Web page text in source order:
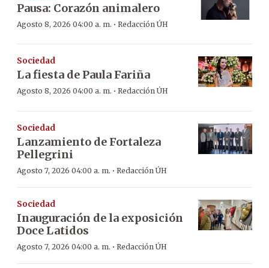
Pausa: Corazón animalero
Agosto 8, 2026 04:00 a. m. · Redacción ÚH
Sociedad
La fiesta de Paula Fariña
Agosto 8, 2026 04:00 a. m. · Redacción ÚH
Sociedad
Lanzamiento de Fortaleza
Pellegrini
Agosto 7, 2026 04:00 a. m. · Redacción ÚH
Sociedad
Inauguración de la exposición
Doce Latidos
Agosto 7, 2026 04:00 a. m. · Redacción ÚH